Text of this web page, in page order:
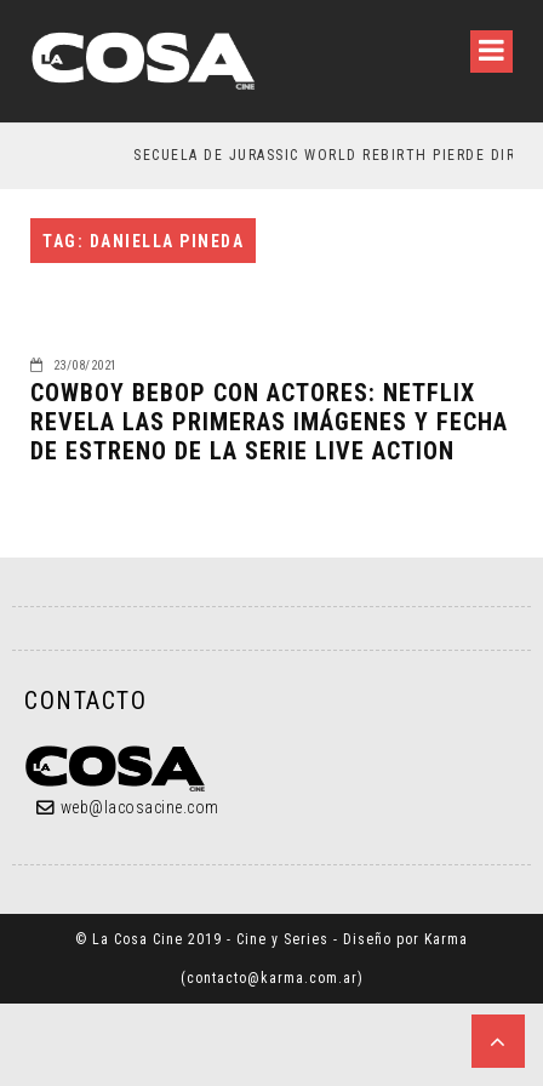
SECUELA DE JURASSIC WORLD REBIRTH PIERDE
TAG: DANIELLA PINEDA
23/08/2021
COWBOY BEBOP CON ACTORES: NETFLIX
REVELA LAS PRIMERAS IMÁGENES Y FECHA
DE ESTRENO DE LA SERIE LIVE ACTION
CONTACTO
web@lacosacine.com
© La Cosa Cine 2019 - Cine y Series - Diseño por Karma
(contacto@karma.com.ar)